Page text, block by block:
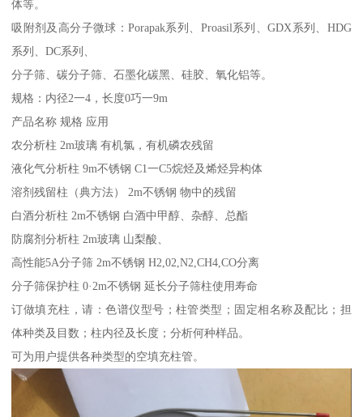
体等。
吸附剂及高分子微球：Porapak系列、Proasil系列、GDX系列、HDG
系列、DC系列、
分子筛、碳分子筛、石墨化碳黑、硅胶、氧化铝等。
规格：内径2一4，长度0巧一9m
产品名称 规格 应用
农分析柱 2m玻璃 有机氯，有机磷农残留
液化气分析柱 9m不锈钢 C1一C5烷烃及烯烃异构体
溶剂残留柱（典方法） 2m不锈钢 物中的残留
白酒分析柱 2m不锈钢 白酒中甲醇、杂醇、总酯
防腐剂分析柱 2m玻璃 山梨酸、
高性能5A分子筛 2m不锈钢 H2,02,N2,CH4,CO分离
分子筛保护柱 0·2m不锈钢 延长分子筛柱使用寿命
订做填充柱，请：色谱仪型号；柱管类型；固定相名称及配比；担
体种类及目数；柱内径及长度；分析何种样品。
可为用户提供各种类型的空填充柱管。